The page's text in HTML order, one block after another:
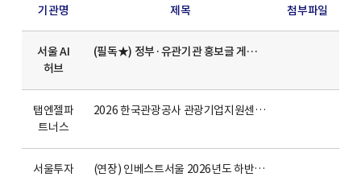
기관명 제목 첨부파일
서울 AI
허브
(필독★) 정부·유관기관 홍보글 게시 절차 안내
탭엔젤파
트너스
2026 한국관광공사 관광기업지원센터 관광기업 역량강화 3차 교육
서울투자
(연장) 인베스트서울 2026년도 하반기 Core기업 모집 안내